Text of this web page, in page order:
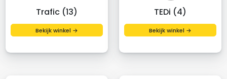
Trafic (13)
Bekijk winkel →
TEDi (4)
Bekijk winkel →